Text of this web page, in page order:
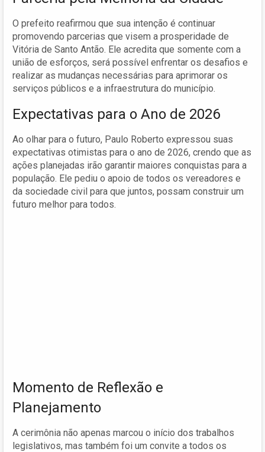
O prefeito reafirmou que sua intenção é continuar
promovendo parcerias que visem a prosperidade de
Vitória de Santo Antão. Ele acredita que somente com a
união de esforços, será possível enfrentar os desafios e
realizar as mudanças necessárias para aprimorar os
serviços públicos e a infraestrutura do município.
Expectativas para o Ano de 2026
Ao olhar para o futuro, Paulo Roberto expressou suas
expectativas otimistas para o ano de 2026, crendo que as
ações planejadas irão garantir maiores conquistas para a
população. Ele pediu o apoio de todos os vereadores e
da sociedade civil para que juntos, possam construir um
futuro melhor para todos.
Momento de Reflexão e
Planejamento
A cerimônia não apenas marcou o início dos trabalhos
legislativos, mas também foi um convite a todos os